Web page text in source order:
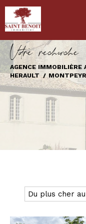
Vore recece
AGENCE IMMOBILIÈRE
HERAULT
Du plus cher
Effectuer
et trouver le
critères
d'offre
Vente
bien